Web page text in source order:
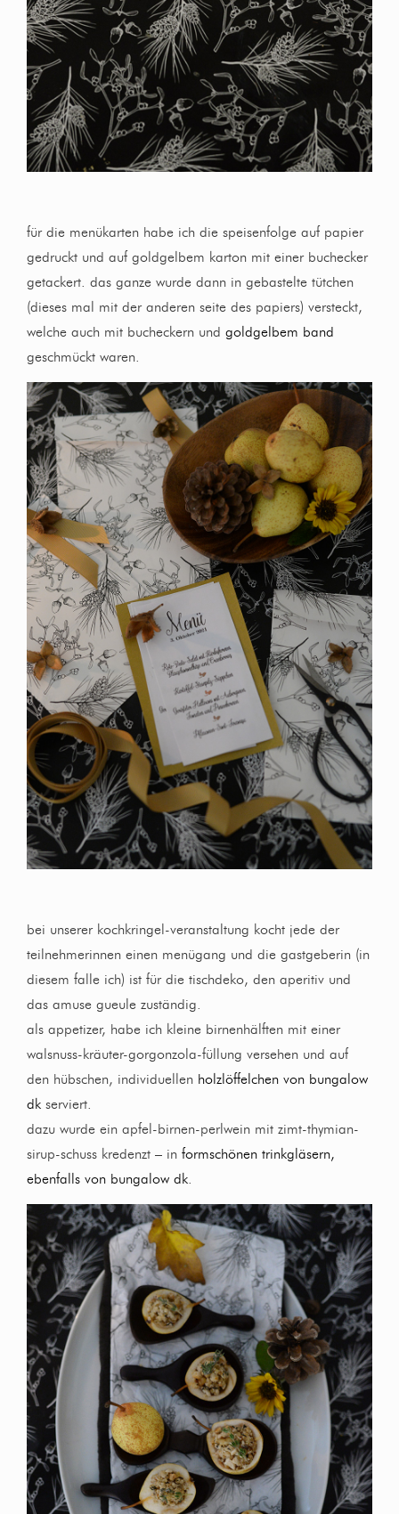
für die menükarten habe ich die speisenfolge auf papier
gedruckt und auf goldgelbem karton mit einer buchecker
getackert. das ganze wurde dann in gebastelte tütchen
(dieses mal mit der anderen seite des papiers) versteckt,
welche auch mit bucheckern und goldgelbem band
geschmückt waren.
bei unserer kochkringel-veranstaltung kocht jede der
teilnehmerinnen einen menügang und die gastgeberin (in
diesem falle ich) ist für die tischdeko, den aperitiv und
das amuse gueule zuständig.
als appetizer, habe ich kleine birnenhälften mit einer
walsnuss-kräuter-gorgonzola-füllung versehen und auf
den hübschen, individuellen holzlöffelchen von bungalow
dk serviert.
dazu wurde ein apfel-birnen-perlwein mit zimt-thymian-
sirup-schuss kredenzt – in formschönen trinkgläsern,
ebenfalls von bungalow dk